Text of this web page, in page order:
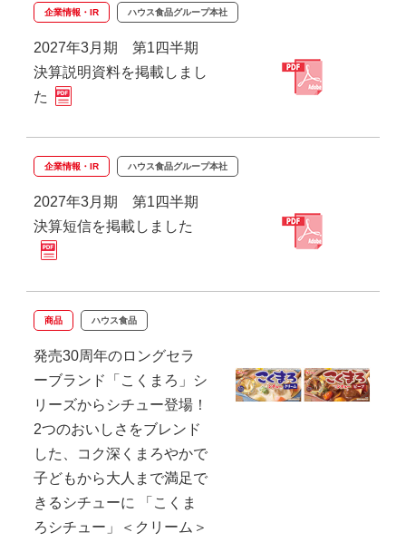
企業情報・IR ハウス食品グループ本社
2027年3月期 第1四半期
決算説明資料を掲載しまし
た
企業情報・IR ハウス食品グループ本社
2027年3月期 第1四半期
決算短信を掲載しました
商品 ハウス食品
発売30周年のロングセラ
ーブランド「こくまろ」シ
リーズからシチュー登場！
2つのおいしさをブレンド
した、コク深くまろやかで
子どもから大人まで満足で
きるシチューに 「こくま
ろシチュー」＜クリーム＞